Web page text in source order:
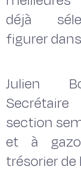
déjà
figurer
Julien
section
et à
trésorier de